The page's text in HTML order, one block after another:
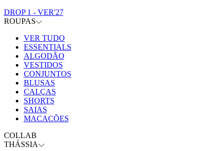
DROP 1 - VER'27
ROUPAS
VER TUDO
ESSENTIALS
ALGODÃO
VESTIDOS
CONJUNTOS
BLUSAS
CALÇAS
SHORTS
SAIAS
MACACÕES
COLLAB
THÁSSIA